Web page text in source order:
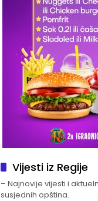
Vijesti iz Regije
– Najnovije vijesti i
susjednih opština.